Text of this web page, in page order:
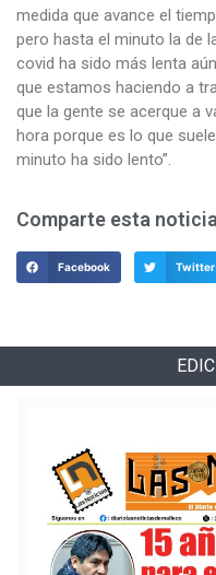
medida que avance el
pero hasta el minuto la de
covid ha sido más lenta
que estamos haciendo a
que la gente se acerque a
hora porque es lo que
minuto ha sido lento”.
Comparte esta
Facebook Twitter